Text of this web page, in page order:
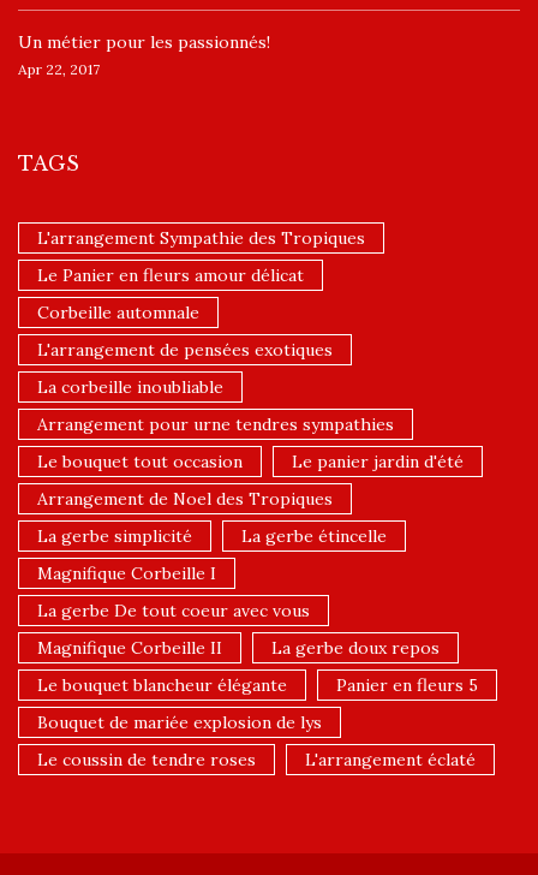
Un ​métier pour les passionnés​!
Apr 22, 2017
TAGS
L'arrangement Sympathie des Tropiques
Le Panier en fleurs amour délicat
Corbeille automnale
L'arrangement de pensées exotiques
La corbeille inoubliable
Arrangement pour urne tendres sympathies
Le bouquet tout occasion
Le panier jardin d'été
Arrangement de Noel des Tropiques
La gerbe simplicité
La gerbe étincelle
Magnifique Corbeille I
La gerbe De tout coeur avec vous
Magnifique Corbeille II
La gerbe doux repos
Le bouquet blancheur élégante
Panier en fleurs 5
Bouquet de mariée explosion de lys
Le coussin de tendre roses
L'arrangement éclaté